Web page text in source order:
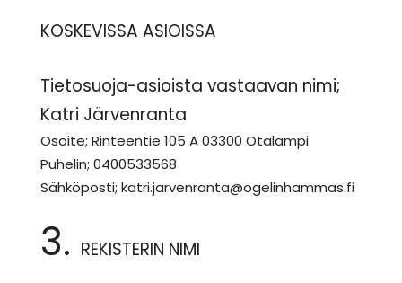
KOSKEVISSA ASIOISSA
Tietosuoja-asioista vastaavan nimi;
Katri Järvenranta
Osoite; Rinteentie 105 A 03300 Otalampi
Puhelin; 0400533568
Sähköposti; katri.jarvenranta@ogelinhammas.fi
3. REKISTERIN NIMI